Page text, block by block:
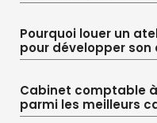
Pourquoi louer un
pour développer
Cabinet comptable
parmi les meilleurs